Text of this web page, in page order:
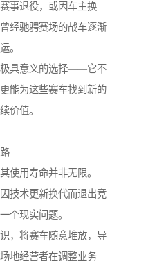
事退役，或因车主换
经驰骋赛场的战车逐渐
。
极具意义的选择——它不
能为这些赛车找到新的
价值。
使用寿命并非无限。
技术更新换代而退出竞
个现实问题。
，将赛车随意堆放，导
地经营者在调整业务